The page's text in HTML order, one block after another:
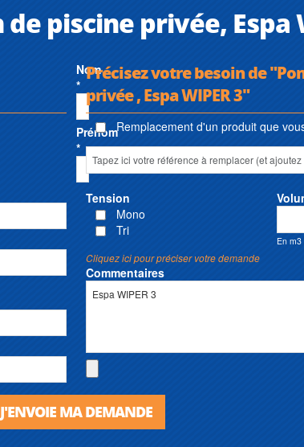
piscine privée, Espa
Nom
*
Prénom
*
Précisez votre besoin de
privée , Espa WIPER 3"
Remplacement d'un produit que
Tension
Mono
Tri
En m3
Cliquez ici pour préciser votre demande
Commentaires
J'ENVOIE MA DEMANDE